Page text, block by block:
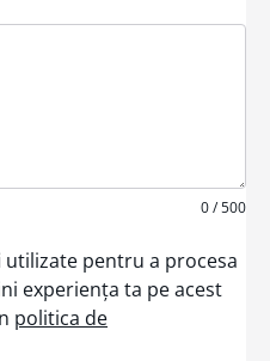
0 / 500
pentru a procesa
experiența ta pe acest
politica de